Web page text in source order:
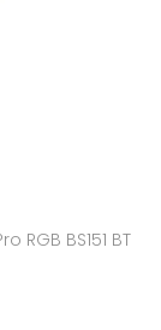
RGB BS151 BT